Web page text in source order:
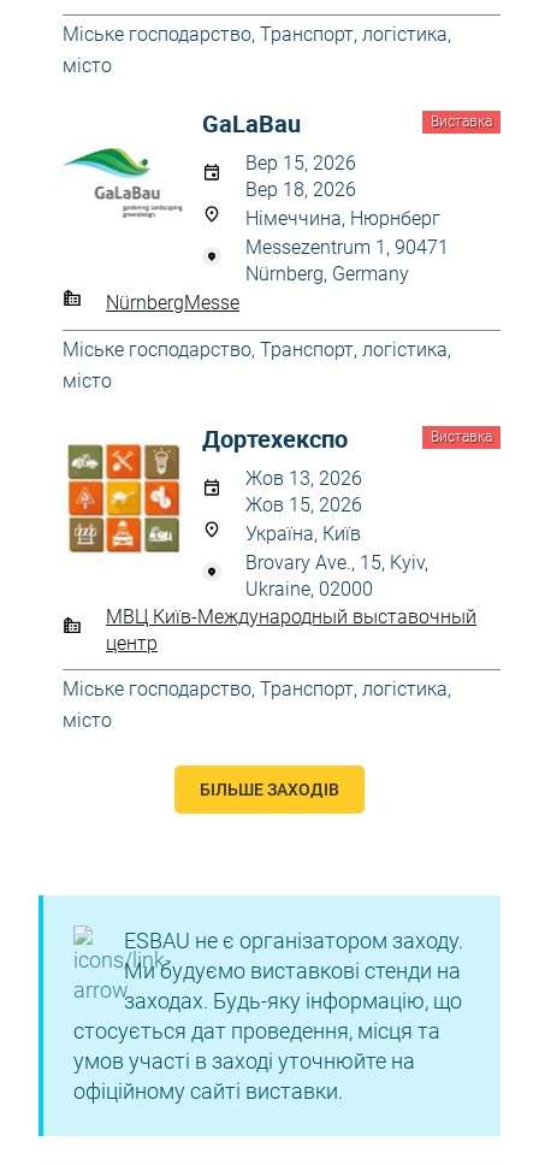
Міське господарство, Транспорт, логістика,
місто
Виставка
GaLaBau
Вер 15, 2026
Вер 18, 2026
Німеччина, Нюрнберг
Messezentrum 1, 90471
Nürnberg, Germany
NürnbergMesse
Міське господарство, Транспорт, логістика,
місто
Виставка
Дортехекспо
Жов 13, 2026
Жов 15, 2026
Україна, Київ
Brovary Ave., 15, Kyiv,
Ukraine, 02000
МВЦ Київ-Международный выставочный
центр
Міське господарство, Транспорт, логістика,
місто
БІЛЬШЕ ЗАХОДІВ
ESBAU не є організатором заходу.
Ми будуємо виставкові стенди на
заходах. Будь-яку інформацію, що
стосується дат проведення, місця та
умов участі в заході уточнюйте на
офіційному сайті виставки.